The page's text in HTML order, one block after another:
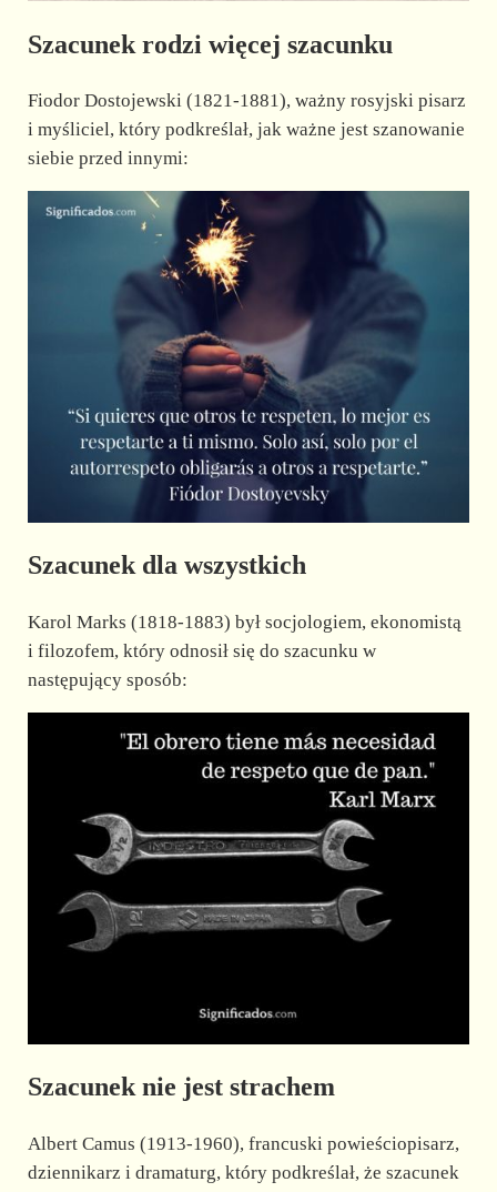
Szacunek rodzi więcej szacunku
Fiodor Dostojewski (1821-1881), ważny rosyjski pisarz
i myśliciel, który podkreślał, jak ważne jest szanowanie
siebie przed innymi:
Szacunek dla wszystkich
Karol Marks (1818-1883) był socjologiem, ekonomistą
i filozofem, który odnosił się do szacunku w
następujący sposób:
Szacunek nie jest strachem
Albert Camus (1913-1960), francuski powieściopisarz,
dziennikarz i dramaturg, który podkreślał, że szacunek